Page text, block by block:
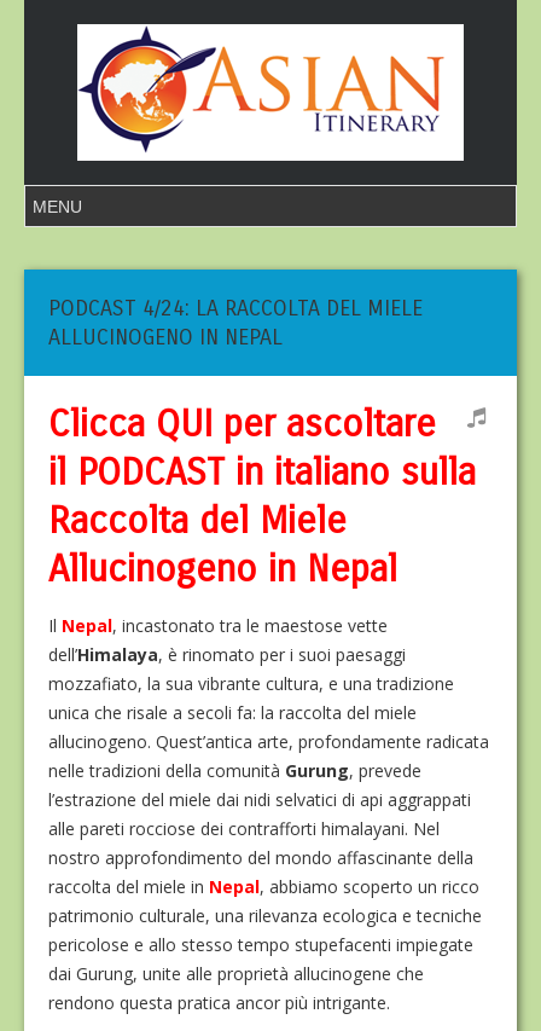
PODCAST 4/24: LA RACCOLTA DEL MIELE
ALLUCINOGENO IN NEPAL
Clicca QUI per ascoltare
il PODCASTin italiano sulla
Raccolta del Miele
Allucinogeno in Nepal
Il Nepal, incastonato tra le maestose vette
dell’Himalaya, è rinomato per i suoi paesaggi
mozzafiato, la sua vibrante cultura, e una tradizione
unica che risale a secoli fa: la raccolta del miele
allucinogeno. Quest’antica arte, profondamente radicata
nelle tradizioni della comunità Gurung, prevede
l’estrazione del miele dai nidi selvatici di api aggrappati
alle pareti rocciose dei contrafforti himalayani. Nel
nostro approfondimento del mondo affascinante della
raccolta del miele in Nepal, abbiamo scoperto un ricco
patrimonio culturale, una rilevanza ecologica e tecniche
pericolose e allo stesso tempo stupefacenti impiegate
dai Gurung, unite alle proprietà allucinogene che
rendono questa pratica ancor più intrigante.